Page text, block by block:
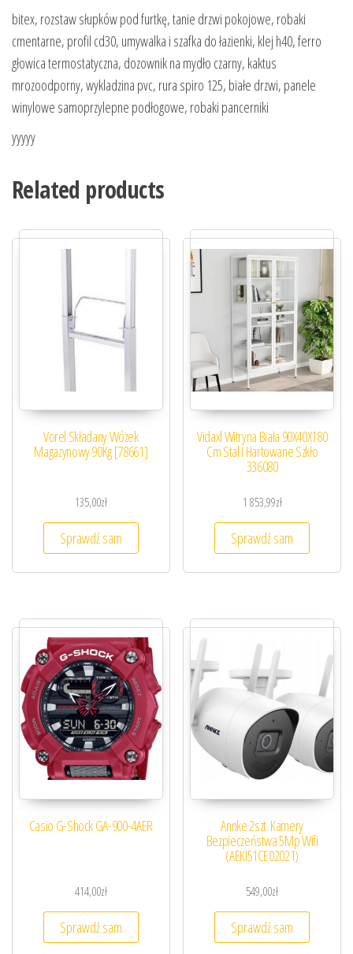
bitex, rozstaw słupków pod furtkę, tanie drzwi pokojowe, robaki
cmentarne, profil cd30, umywalka i szafka do łazienki, klej h40, ferro
głowica termostatyczna, dozownik na mydło czarny, kaktus
mrozoodporny, wykladzina pvc, rura spiro 125, białe drzwi, panele
winylowe samoprzylepne podłogowe, robaki pancerniki
yyyyy
Related products
Vorel Składany Wózek
Magazynowy 90Kg [78661]
135,00zł
Sprawdź sam
Vidaxl Witryna Biała 90X40X180
Cm Stal I Hartowane Szkło
336080
1 853,99zł
Sprawdź sam
Casio G-Shock GA-900-4AER
414,00zł
Sprawdź sam
Annke 2szt. Kamery
Bezpieczeństwa 5Mp Wifi
(AEKI51CE02021)
549,00zł
Sprawdź sam